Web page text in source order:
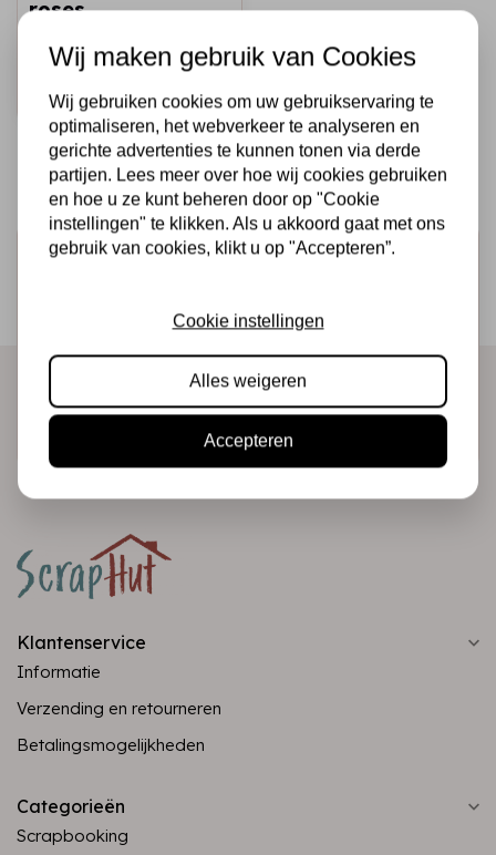
roses
€2,25 Op voorraad
Snel toevoegen
Schrijf je in voor de nieuwsbrief
direct in je mailbox!
Klantenservice
Informatie
Verzending en retourneren
Betalingsmogelijkheden
Categorieën
Scrapbooking
Wij maken gebruik van Cookies
Wij gebruiken cookies om uw gebruikservaring te
optimaliseren, het webverkeer te analyseren en
gerichte advertenties te kunnen tonen via derde
partijen. Lees meer over hoe wij cookies gebruiken
en hoe u ze kunt beheren door op "Cookie
instellingen" te klikken. Als u akkoord gaat met ons
gebruik van cookies, klikt u op "Accepteren”.
Cookie instellingen
Alles weigeren
Accepteren